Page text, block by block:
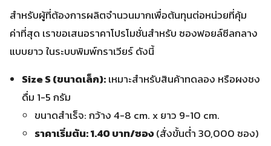
สำหรับผู้ที่ต้องการผลิตจำนวนมากเพื่อต้นทุนต่อหน่วยที่คุ้ม
ค่าที่สุด เราขอเสนอราคาโปรโมชั่นสำหรับ ซองฟอยล์ซีลกลาง
แบบยาว ในระบบพิมพ์กราเวียร์ ดังนี้
Size S (ขนาดเล็ก):เหมาะสำหรับสินค้าทดลอง หรือผงชง
ดื่ม 1-5 กรัม
ขนาดสำเร็จ: กว้าง 4-8 cm. x ยาว 9-10 cm.
ราคาเริ่มต้น: 1.40 บาท/ซอง(สั่งขั้นต่ำ 30,000 ซอง)